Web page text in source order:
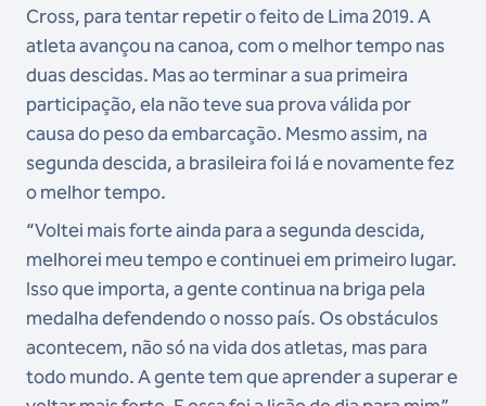
Cross, para tentar repetir o feito de Lima 2019. A
atleta avançou na canoa, com o melhor tempo nas
duas descidas. Mas ao terminar a sua primeira
participação, ela não teve sua prova válida por
causa do peso da embarcação. Mesmo assim, na
segunda descida, a brasileira foi lá e novamente fez
o melhor tempo.
“Voltei mais forte ainda para a segunda descida,
melhorei meu tempo e continuei em primeiro lugar.
Isso que importa, a gente continua na briga pela
medalha defendendo o nosso país. Os obstáculos
acontecem, não só na vida dos atletas, mas para
todo mundo. A gente tem que aprender a superar e